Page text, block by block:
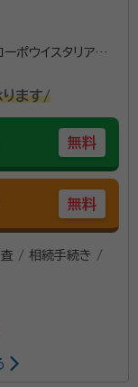
ポウイスタリア
ります/
無料
無料
/ 相続手続き /